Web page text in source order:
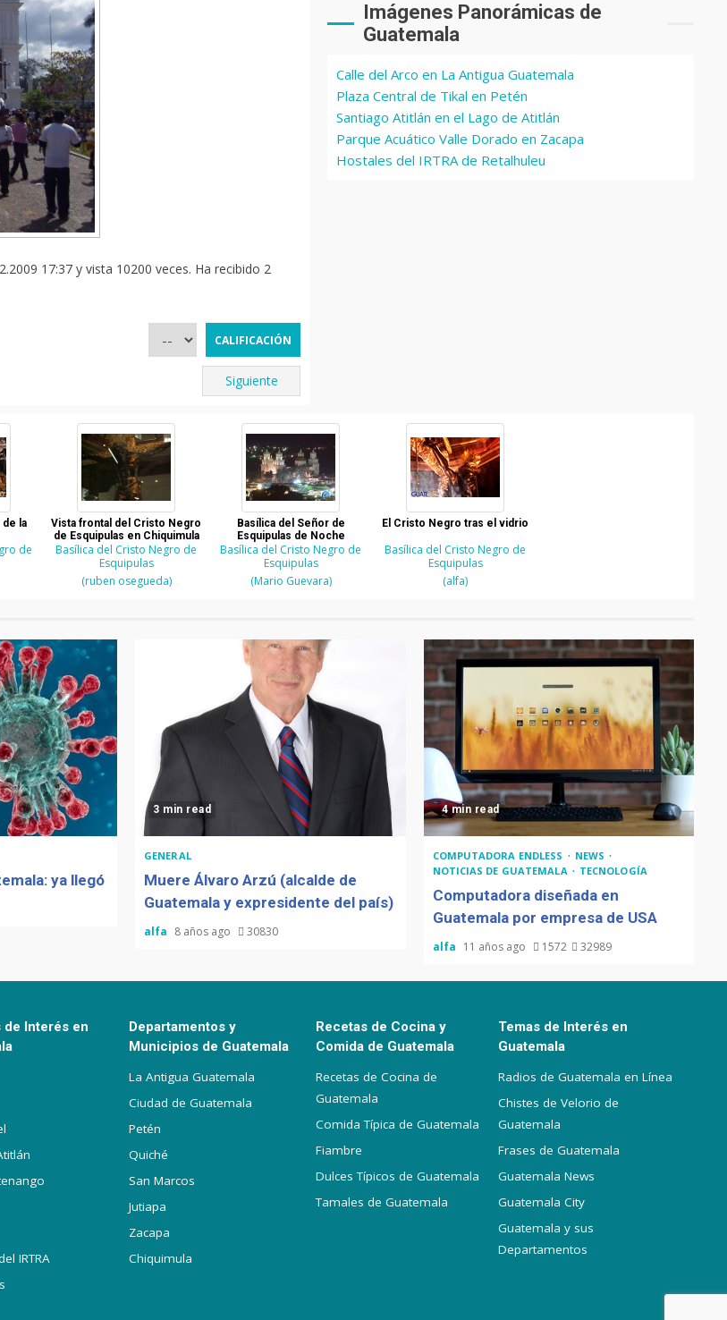
17:37 y vista 10200 veces. Ha recibido 2
Siguiente
Imágenes Panorámicas de
Guatemala
Calle del Arco en La Antigua Guatemala
Plaza Central de Tikal en Petén
Santiago Atitlán en el Lago de Atitlán
Parque Acuático Valle Dorado en Zacapa
Hostales del IRTRA de Retalhuleu
la
de
Vista frontal del Cristo Negro
de Esquipulas en Chiquimula
Basílica del Cristo Negro de
Esquipulas
(ruben osegueda)
Basílica del Señor de
Esquipulas de Noche
Basílica del Cristo Negro de
Esquipulas
(Mario Guevara)
El Cristo Negro tras el vidrio
Basílica del Cristo Negro de
Esquipulas
(alfa)
ya llegó
3 min read
GENERAL
Muere Álvaro Arzú (alcalde de
Guatemala y expresidente del país)
alfa 8 años ago 30830
4 min read
COMPUTADORA ENDLESS
NEWS
NOTICIAS DE GUATEMALA
TECNOLOGÍA
Computadora diseñada en
Guatemala por empresa de USA
alfa 11 años ago 1572 32989
de Interés en
IRTRA
Departamentos y
Municipios de Guatemala
La Antigua Guatemala
Ciudad de Guatemala
Petén
Quiché
San Marcos
Jutiapa
Zacapa
Chiquimula
Recetas de Cocina y
Comida de Guatemala
Recetas de Cocina de
Guatemala
Comida Típica de Guatemala
Fiambre
Dulces Típicos de Guatemala
Tamales de Guatemala
Temas de Interés en
Guatemala
Radios de Guatemala en Línea
Chistes de Velorio de
Guatemala
Frases de Guatemala
Guatemala News
Guatemala City
Guatemala y sus
Departamentos